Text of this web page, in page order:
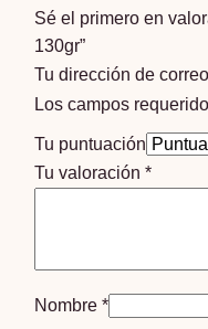
Sé el primero en
130gr”
Tu dirección de
Los campos
Tu puntuación
Tu valoración*
Nombre*